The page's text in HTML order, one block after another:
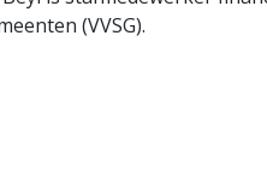
(VVSG).